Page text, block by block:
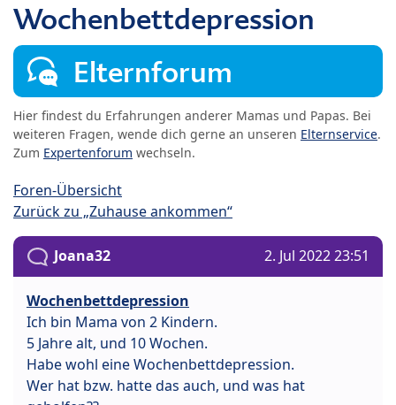
Wochenbettdepression
Elternforum
Hier findest du Erfahrungen anderer Mamas und Papas. Bei
weiteren Fragen, wende dich gerne an unseren Elternservice.
Zum Expertenforum wechseln.
Foren-Übersicht
Zurück zu „Zuhause ankommen“
Joana32 2. Jul 2022 23:51
Wochenbettdepression
Ich bin Mama von 2 Kindern.
5 Jahre alt, und 10 Wochen.
Habe wohl eine Wochenbettdepression.
Wer hat bzw. hatte das auch, und was hat